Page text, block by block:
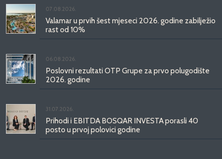
07.08.2026.
Valamar u prvih šest mjeseci 2026. godine zabilježio
rast od 10%
06.08.2026.
Poslovni rezultati OTP Grupe za prvo polugodište
2026. godine
31.07.2026.
Prihodi i EBITDA BOSQAR INVESTA porasli 40
posto u prvoj polovici godine